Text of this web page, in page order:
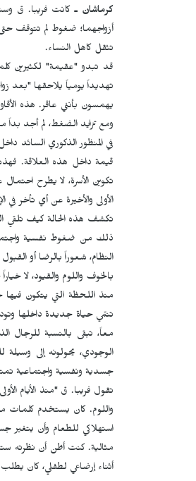
كرماشان ـكانت فريبا. ق
أزواجهما؛ ضغوط لم تتوقف
تثقل كاهل النساء.
قد تبدو "عقيمة" لكثيرين
تهديداً يومياً يلاحقها "بعد
يهمسون بأنني عاقر. هذه
ومع تزايد الضغط، لم أجد بداً
في المنظور الذكوري السائد
قيمة داخل هذه العلاقة.
تكوين الأسرة، لا يطرح احتمال
الأولى والأخيرة عن أي تأخر في
تكشف هذه الحالة كيف تلقي
ذلك من ضغوط نفسية
النظام، شعوراً بالرضا أو
بالخوف واللوم والقيود، لا
منذ اللحظة التي يتكون
تنمّي حياة جديدة داخلها
معاً، تبقى بالنسبة للرجال
الوجودي، يحولونه إلى
جسدية ونفسية واجتماعية
تقول فريبا. ق "منذ الأيام
واللوم. كان يستخدم كلمات
استهلاكي للطعام وأن يتغير
مثالية. كنت أظن أن نظرته
أثناء إرضاعي لطفلي، كان يطلب